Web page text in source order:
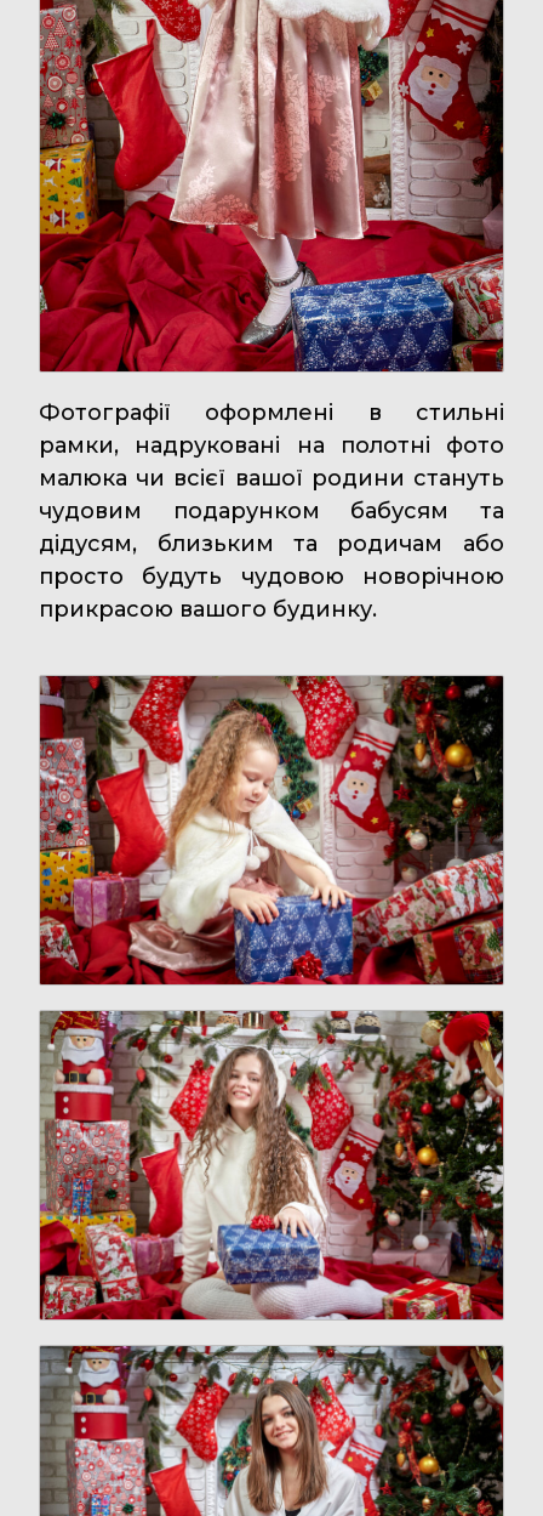
Фотографії оформлені в стильні
рамки, надруковані на полотні фото
малюка чи всієї вашої родини стануть
чудовим подарунком бабусям та
дідусям, близьким та родичам або
просто будуть чудовою новорічною
прикрасою вашого будинку.